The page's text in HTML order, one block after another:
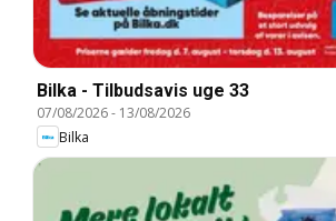
Bilka - Tilbudsavis uge 33
07/08/2026- 13/08/2026
Bilka